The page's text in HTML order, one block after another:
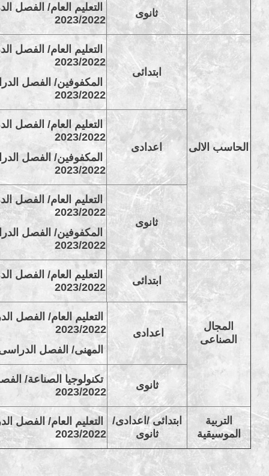
ثانوى
التعليم العام/ الفصل
2023/2022
الحاسب الالى
ابتدائى
التعليم العام/ الفصل
2023/2022
المكفوفين/ الفصل
2023/2022
اعدادى
التعليم العام/ الفصل
2023/2022
المكفوفين/ الفصل
2023/2022
ثانوى
التعليم العام/ الفصل
2023/2022
المكفوفين/ الفصل
2023/2022
المجال
الصناعى
ابتدائى
التعليم العام/ الفصل
2023/2022
اعدادى
التعليم العام/ الفصل
2023/2022
المهنى/ الفصل الدراسى
ثانوى
تكنولوجيا الصناعة/
2023/2022
التربية
الموسيقية
ابتدائى /اعدادى/
ثانوى
التعليم العام/ الفصل
2023/2022